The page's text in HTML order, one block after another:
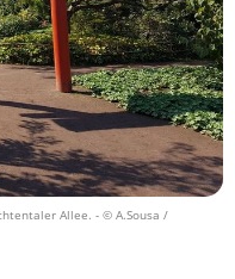
Allee. - © A.Sousa /